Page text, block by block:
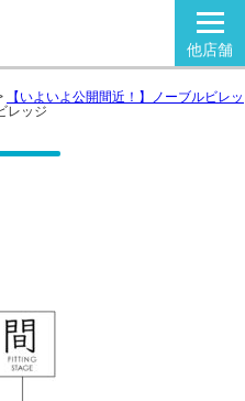
他店舗
【いよいよ公開間近！】ノーブルビレッ
レッジ